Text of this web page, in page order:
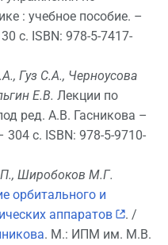
: учебное пособие. –
с. ISBN: 978-5-7417-
Гуз С.А., Черноусова
Е.В. Лекции по
ред. А.В. Гасникова –
с. ISBN: 978-5-9710-
Широбоков М.Г.
орбитального и
аппаратов
. /
. М.: ИПМ им. М.В.